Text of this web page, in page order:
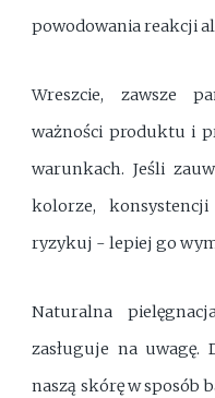
powodowania reakcji
Wreszcie, zawsze
ważności produktu i
warunkach. Jeśli
kolorze,
ryzykuj - lepiej go
Naturalna
zasługuje na uwagę.
naszą skórę w sposób